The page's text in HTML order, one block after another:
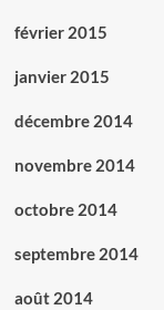
février 2015
janvier 2015
décembre 2014
novembre 2014
octobre 2014
septembre 2014
août 2014